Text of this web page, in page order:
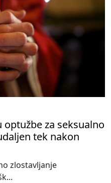
za seksualno
tek nakon
zlostavljanje